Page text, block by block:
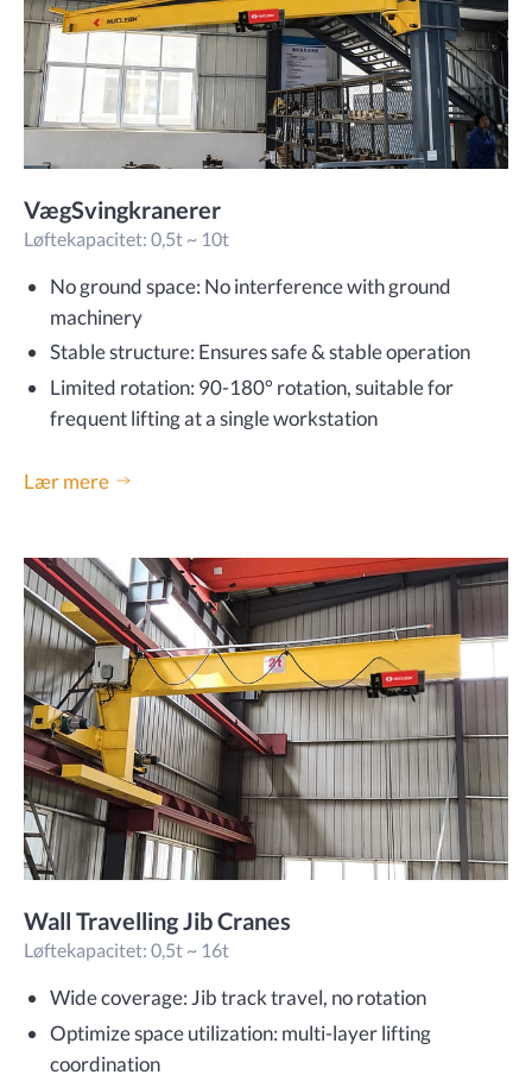
VægSvingkranerer
Løftekapacitet: 0,5t ~ 10t
No ground space: No interference with ground
machinery
Stable structure: Ensures safe & stable operation
Limited rotation: 90-180° rotation, suitable for
frequent lifting at a single workstation
Lær mere
Wall Travelling Jib Cranes
Løftekapacitet: 0,5t ~ 16t
Wide coverage: Jib track travel, no rotation
Optimize space utilization: multi-layer lifting
coordination